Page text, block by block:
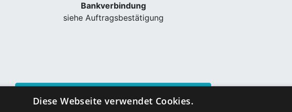
Bankverbindung
siehe Auftragsbestätigung
Diese Webseite verwendet Cookies.